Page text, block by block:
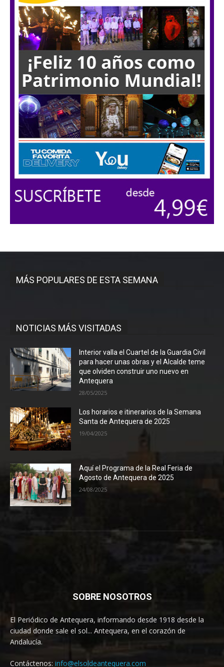
MÁS POPULARES DE ESTA SEMANA
NOTICIAS MÁS VISITADAS
Interior valla el Cuartel de la Guardia Civil
para hacer unas obras y el Alcalde teme
que olviden construir uno nuevo en
Antequera
28/05/2025
Los horarios e itinerarios de la Semana
Santa de Antequera de 2025
19/04/2025
Aquí el Programa de la Real Feria de
Agosto de Antequera de 2025
24/08/2025
SOBRE NOSOTROS
El Periódico de Antequera, informando desde 1918 desde la
ciudad donde sale el sol... Antequera, en el corazón de
Andalucía.
Contáctenos: info@elsoldeantequera.com